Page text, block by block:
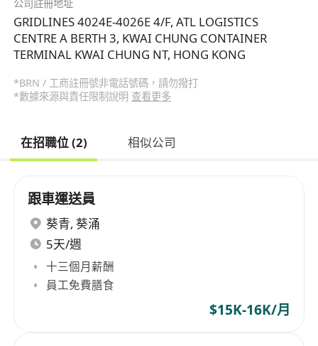
公司註冊地址
GRIDLINES 4024E-4026E 4/F, ATL LOGISTICS
CENTRE A BERTH 3, KWAI CHUNG CONTAINER
TERMINAL KWAI CHUNG NT, HONG KONG
*BRN / 工商註冊號非電話號碼，請勿撥打
*數據來源與責任限制說明 查看更多
在招職位 (2) 相似公司
跟車運送員
葵青, 葵涌
5天/週
十三個月薪酬
員工免費膳食
$15K-16K/月